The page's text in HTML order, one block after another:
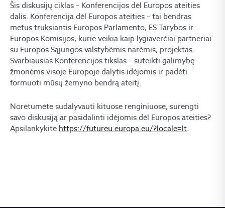
Šis diskusijų ciklas – Konferencijos dėl Europos ateities
dalis. Konferencija dėl Europos ateities – tai bendras
metus truksiantis Europos Parlamento, ES Tarybos ir
Europos Komisijos, kurie veikia kaip lygiaverčiai partneriai
su Europos Sąjungos valstybėmis narėmis, projektas.
Svarbiausias Konferencijos tikslas – suteikti galimybę
žmonėms visoje Europoje dalytis idėjomis ir padėti
formuoti mūsų žemyno bendrą ateitį.
Norėtumėte sudalyvauti kituose renginiuose, surengti
savo diskusiją ar pasidalinti idėjomis dėl Europos ateities?
Apsilankykite https://futureu.europa.eu/?locale=lt.